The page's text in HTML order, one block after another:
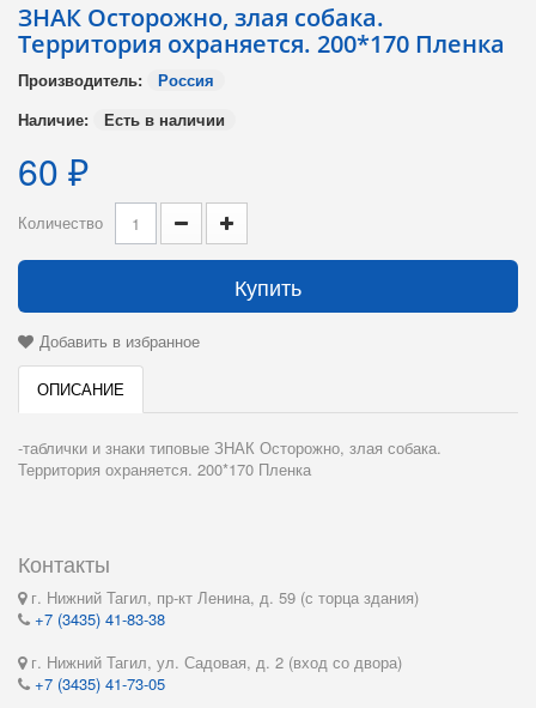
ЗНАК Осторожно, злая собака.
Территория охраняется. 200*170 Пленка
Производитель:
Россия
Наличие:
Есть в наличии
60 ₽
Количество
Купить
Добавить в избранное
ОПИСАНИЕ
-таблички и знаки типовые ЗНАК Осторожно, злая собака.
Территория охраняется. 200*170 Пленка
Контакты
г. Нижний Тагил, пр-кт Ленина, д. 59 (с торца здания)
+7 (3435) 41-83-38
г. Нижний Тагил, ул. Садовая, д. 2 (вход со двора)
+7 (3435) 41-73-05